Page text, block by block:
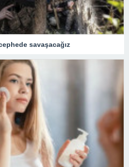
savaşacağız